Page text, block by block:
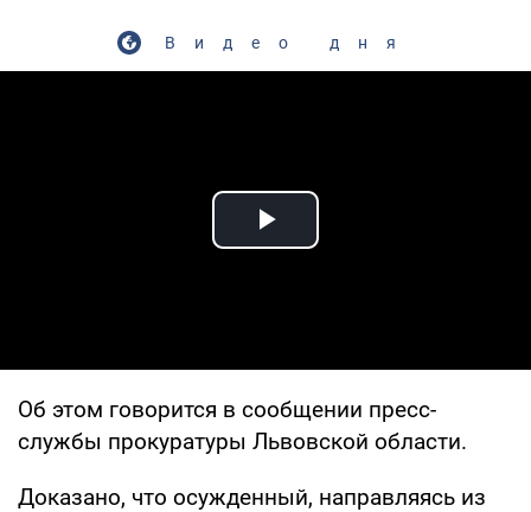
Видео дня
Play Video
Об этом говорится в сообщении пресс-
службы прокуратуры Львовской области.
Доказано, что осужденный, направляясь из